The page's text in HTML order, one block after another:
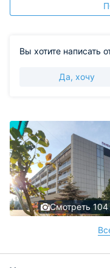
Вы хотите написать
Да, хочу
Смотреть 104